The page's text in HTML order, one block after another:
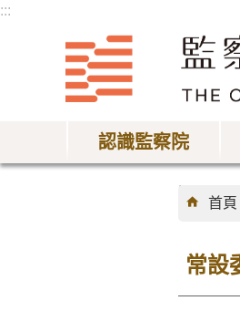
:::
認識監察院
:::
首頁
常設